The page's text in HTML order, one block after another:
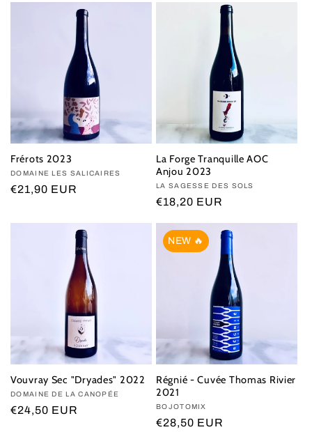
Frérots 2023
Vendor:
DOMAINE LES SALICAIRES
Regular
€21,90 EUR
La Forge Tranquille AOC
Anjou 2023
Vendor:
LA SAGESSE DES SOLS
Regular
€18,20 EUR
Vouvray Sec "Dryades" 2022
Vendor:
DOMAINE DE LA CANOPÉE
Regular
€24,50 EUR
NEW 🔥
Régnié - Cuvée Thomas Rivier
2021
Vendor:
BOJOTOMIX
Regular
€28,50 EUR